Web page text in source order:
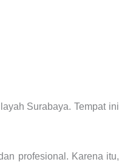
Surabaya. Tempat ini
profesional. Karena itu,